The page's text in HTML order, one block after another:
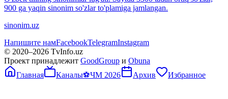
900 ga yaqin sinonim so'zlar to'plamiga jamlangan.
sinonim.uz
Напишите намFacebookTelegramInstagram
© 2020–2026 TvInfo.uz
Проект принадлежит GoodGroup и Obuna
Главная
Каналы⚽ЧМ 2026 Архив Избранное